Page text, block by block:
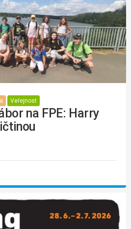
Veřejnost
na FPE: Harry